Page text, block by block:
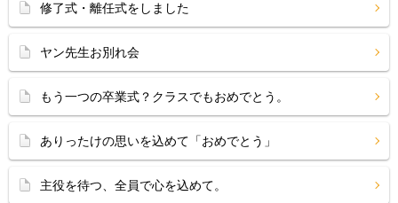
修了式・離任式をしました
ヤン先生お別れ会
もう一つの卒業式？クラスでもおめでとう。
ありったけの思いを込めて「おめでとう」
主役を待つ、全員で心を込めて。